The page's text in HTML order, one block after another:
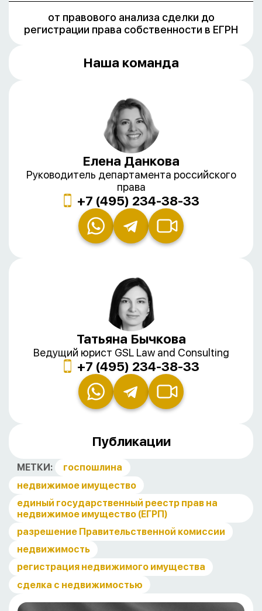
от правового анализа сделки до
регистрации права собственности в ЕГРН
Наша команда
Елена Данкова
Руководитель департамента российского
права
+7 (495) 234-38-33
Татьяна Бычкова
Ведущий юрист GSL Law and Consulting
+7 (495) 234-38-33
Публикации
МЕТКИ:
госпошлина
недвижимое имущество
единый государственный реестр прав на
недвижимое имущество (ЕГРП)
разрешение Правительственной комиссии
недвижимость
регистрация недвижимого имущества
сделка с недвижимостью